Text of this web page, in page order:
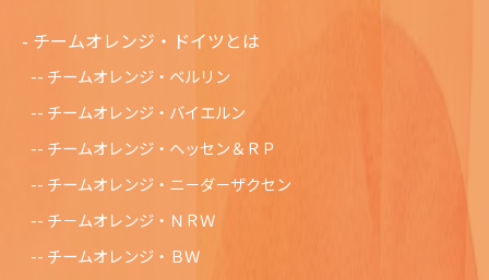
チームオレンジ・ドイツとは
チームオレンジ・ベルリン
チームオレンジ・バイエルン
チームオレンジ・ヘッセン＆ＲＰ
チームオレンジ・ニ－ダ－ザクセン
チ－ムオレンジ・ＮＲＷ
チームオレンジ・ＢＷ